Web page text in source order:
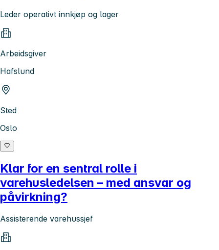
Leder operativt innkjøp og lager
Arbeidsgiver
Hafslund
Sted
Oslo
Klar for en sentral rolle i
varehusledelsen – med ansvar og
påvirkning?
Assisterende varehussjef